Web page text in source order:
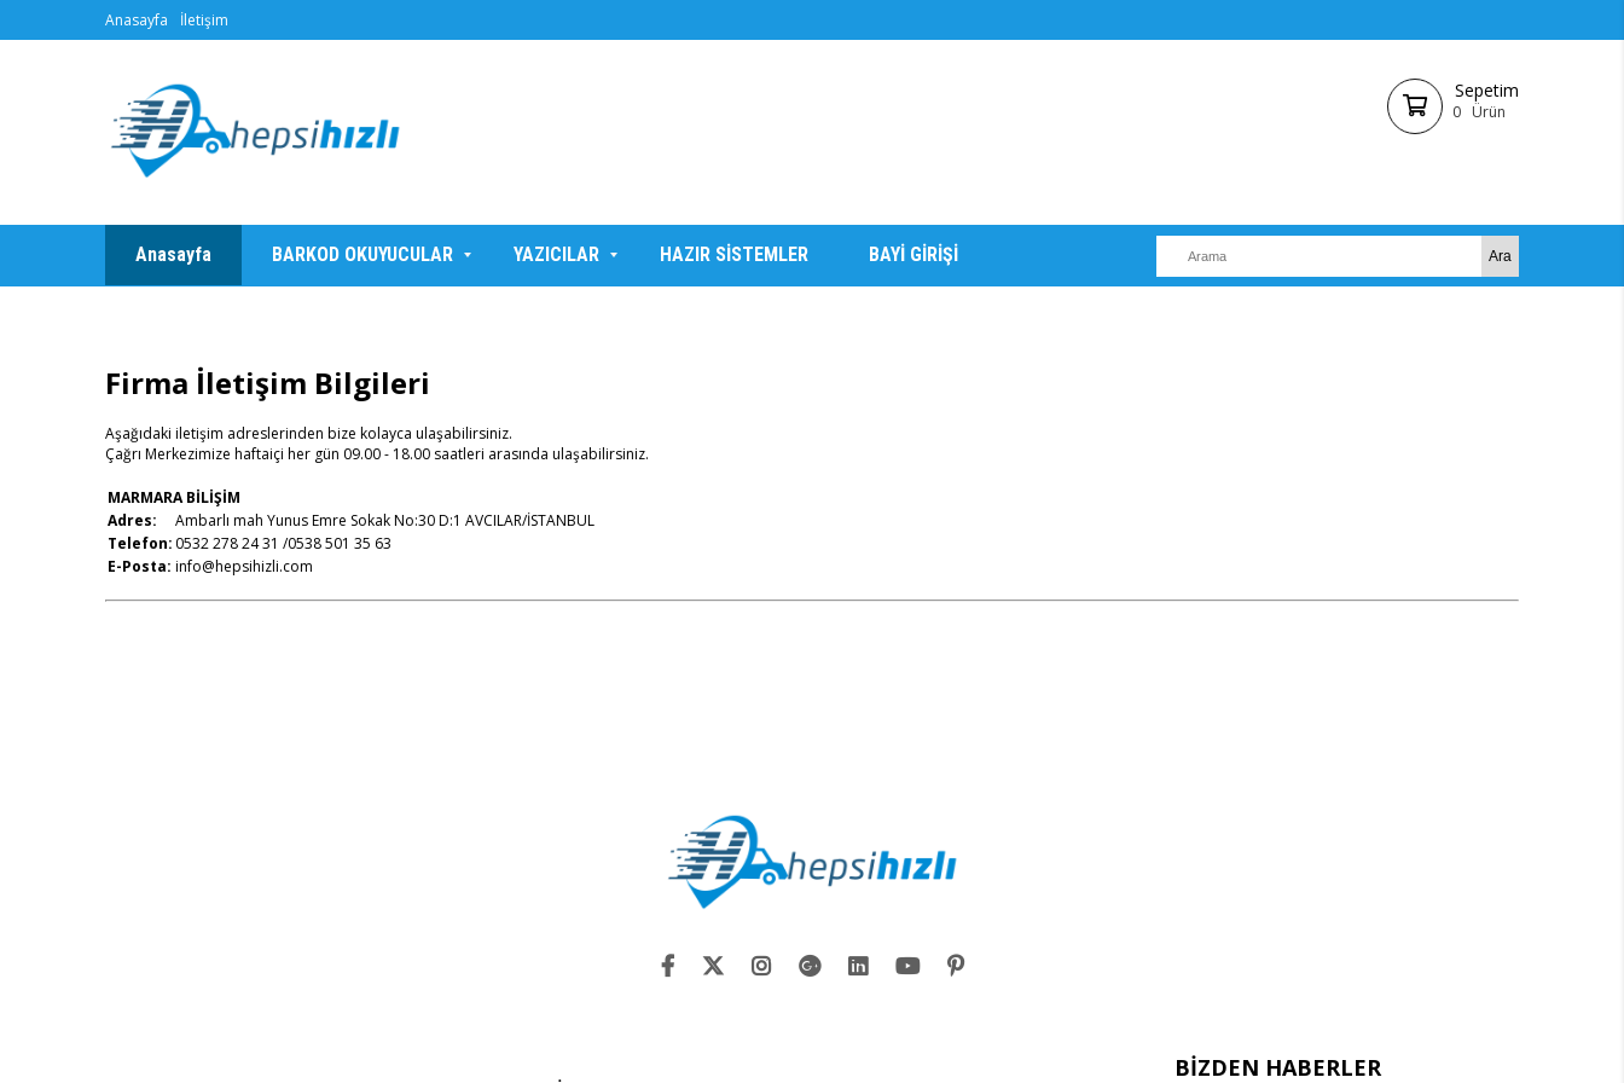
Anasayfa İletişim
Sepetim
0 Ürün
Anasayfa BARKOD OKUYUCULAR YAZICILAR HAZIR SİSTEMLER BAYİ GİRİŞİ
Firma İletişim Bilgileri
Aşağıdaki iletişim adreslerinden bize kolayca ulaşabilirsiniz.
Çağrı Merkezimize haftaiçi her gün 09.00 - 18.00 saatleri arasında ulaşabilirsiniz.
MARMARA BİLİŞİM
Adres:
Ambarlı mah Yunus Emre Sokak No:30 D:1 AVCILAR/İSTANBUL
Telefon: 0532 278 24 31 /0538 501 35 63
E-Posta: info@hepsihizli.com
BIZDEN HABERLER